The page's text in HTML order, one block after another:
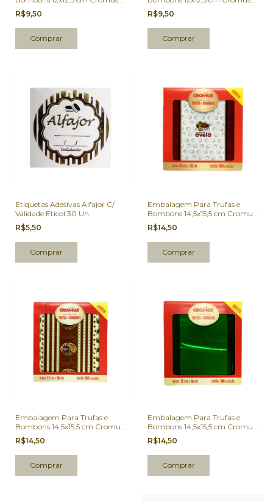
Marrom Café 100 Un.
R$9,50
Vermelha 100 Un.
R$9,50
Etiquetas Adesivas Alfajor C/
Validade Eticol 30 Un.
R$5,50
Embalagem Para Trufas e
Bombons 14,5x15,5 cm Cromus
Creme de Avelã 100 Un.
R$14,50
Embalagem Para Trufas e
Bombons 14,5x15,5 cm Cromus
Café 100 Un.
R$14,50
Embalagem Para Trufas e
Bombons 14,5x15,5 cm Cromus
Verde 100 Un.
R$14,50